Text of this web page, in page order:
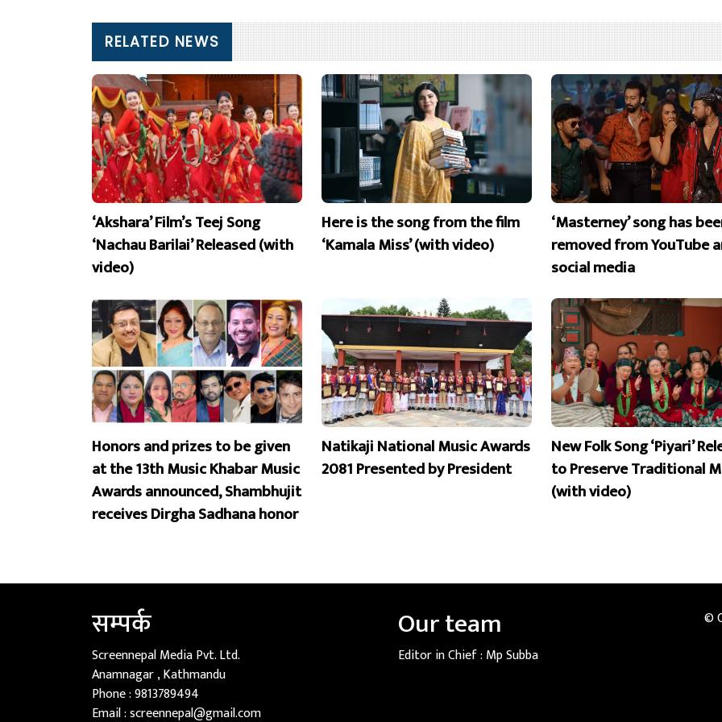
RELATED NEWS
‘Akshara’ Film’s Teej Song
‘Nachau Barilai’ Released (with
video)
Here is the song from the film
‘Kamala Miss’ (with video)
‘Masterney’ song has
removed from YouTube
social media
Honors and prizes to be given
at the 13th Music Khabar Music
Awards announced, Shambhujit
receives Dirgha Sadhana honor
Natikaji National Music Awards
2081 Presented by President
New Folk Song ‘Piyari’
to Preserve Traditional
(with video)
सम्पर्क
Screennepal Media Pvt. Ltd.
Anamnagar , Kathmandu
Phone :9813789494
Email :screennepal@gmail.com
Our team
Editor in Chief : Mp Subba
©